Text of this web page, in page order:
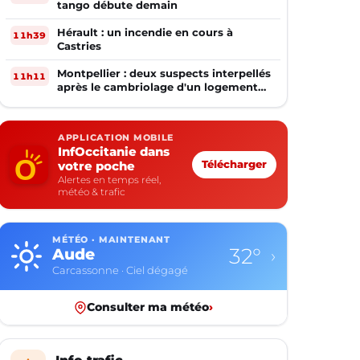
tango débute demain
11h39
Hérault : un incendie en cours à
Castries
11h11
Montpellier : deux suspects interpellés
après le cambriolage d'un logement
APPLICATION MOBILE
InfOccitanie dans
votre poche
Alertes en temps réel,
météo & trafic
Télécharger
MÉTÉO · MAINTENANT
Aude
Carcassonne · Ciel dégagé
32° ›
Consulter ma météo›